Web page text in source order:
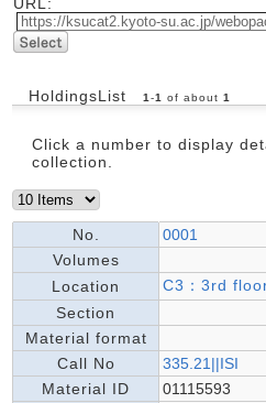
HoldingsList 1 -1 of about 1
Click a number to display
collection.
No.
0001
Volumes
Location
C3：3rd
Section
Material format
Call No
335.21||ISI
Material ID
01115593